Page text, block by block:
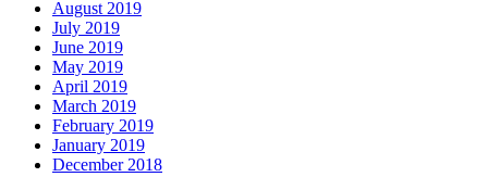
August 2019
July 2019
June 2019
May 2019
April 2019
March 2019
February 2019
January 2019
December 2018